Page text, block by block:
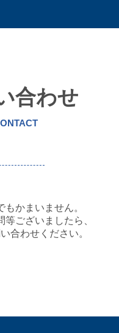
合わせ
もかまいません。
等ございましたら、
合わせください。